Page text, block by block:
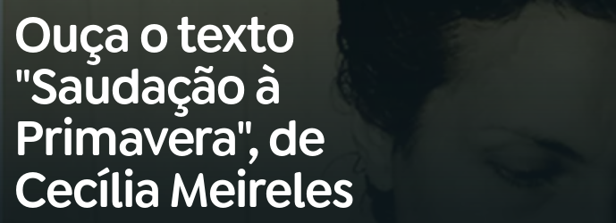
Buscar
na
Rádio
Nacional
AO VIVO
01INÍCIO
02A RÁDIO
Ouça o texto
"Saudação à
Primavera", de
Cecília Meireles